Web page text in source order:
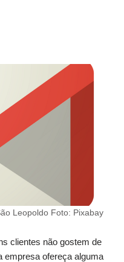
Leopoldo Foto: Pixabay
clientes não gostem de
empresa ofereça alguma